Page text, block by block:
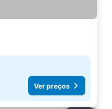
Ver preços